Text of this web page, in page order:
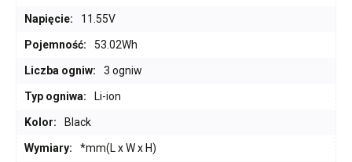
Napięcie: 11.55V
Pojemność: 53.02Wh
Liczba ogniw: 3 ogniw
Typ ogniwa: Li-ion
Kolor: Black
Wymiary: *mm(L x W x H)